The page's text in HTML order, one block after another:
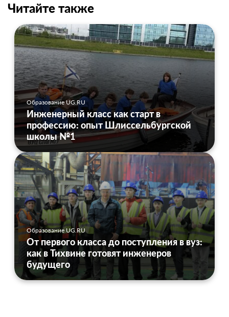
Читайте также
Образование UG.RU
Инженерный класс как старт в
профессию: опыт Шлиссельбургской
школы №1
Образование UG.RU
От первого класса до поступления в вуз:
как в Тихвине готовят инженеров
будущего